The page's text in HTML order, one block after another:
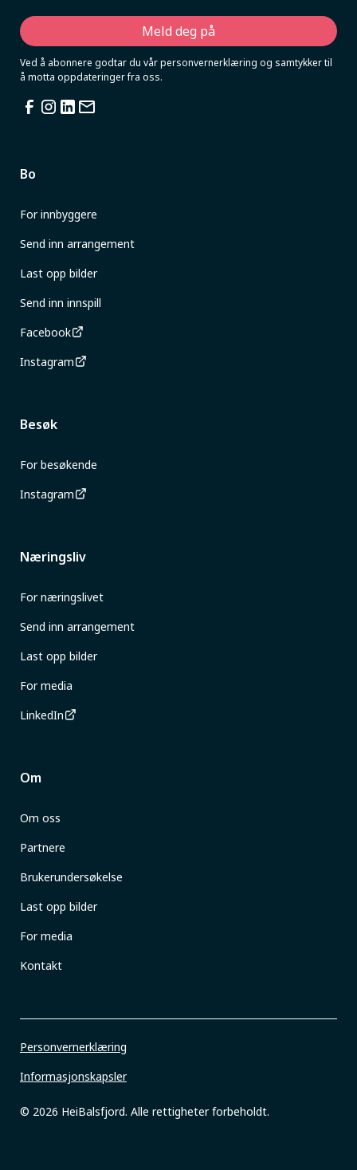
Ved å abonnere godtar du vår personvernerklæring og samtykker til
å motta oppdateringer fra oss.
Bo
For innbyggere
Send inn arrangement
Last opp bilder
Send inn innspill
Facebook
Instagram
Besøk
For besøkende
Instagram
Næringsliv
For næringslivet
Send inn arrangement
Last opp bilder
For media
LinkedIn
Om
Om oss
Partnere
Brukerundersøkelse
Last opp bilder
For media
Kontakt
© 2026 HeiBalsfjord. Alle rettigheter forbeholdt.
Personvernerklæring
Informasjonskapsler